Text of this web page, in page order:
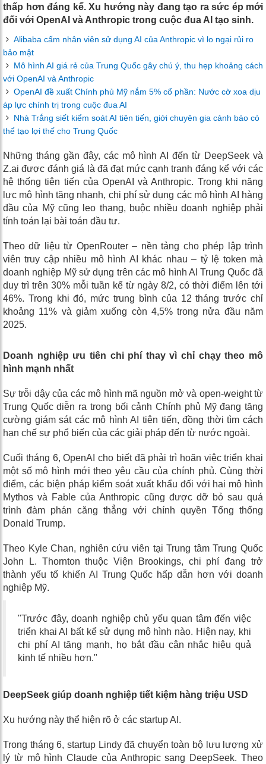
thấp hơn đáng kể. Xu hướng này đang tạo ra sức ép mới
đối với OpenAI và Anthropic trong cuộc đua AI tạo sinh.
Alibaba cấm nhân viên sử dụng AI của Anthropic vì lo ngại rủi ro
bảo mật
Mô hình AI giá rẻ của Trung Quốc gây chú ý, thu hẹp khoảng cách
với OpenAI và Anthropic
OpenAI đề xuất Chính phủ Mỹ nắm 5% cổ phần: Nước cờ xoa dịu
áp lực chính trị trong cuộc đua AI
Nhà Trắng siết kiểm soát AI tiên tiến, giới chuyên gia cảnh báo có
thể tạo lợi thế cho Trung Quốc
Những tháng gần đây, các mô hình AI đến từ DeepSeek và
Z.ai được đánh giá là đã đạt mức cạnh tranh đáng kể với các
hệ thống tiên tiến của OpenAI và Anthropic. Trong khi năng
lực mô hình tăng nhanh, chi phí sử dụng các mô hình AI hàng
đầu của Mỹ cũng leo thang, buộc nhiều doanh nghiệp phải
tính toán lại bài toán đầu tư.
Theo dữ liệu từ OpenRouter – nền tảng cho phép lập trình
viên truy cập nhiều mô hình AI khác nhau – tỷ lệ token mà
doanh nghiệp Mỹ sử dụng trên các mô hình AI Trung Quốc đã
duy trì trên 30% mỗi tuần kể từ ngày 8/2, có thời điểm lên tới
46%. Trong khi đó, mức trung bình của 12 tháng trước chỉ
khoảng 11% và giảm xuống còn 4,5% trong nửa đầu năm
2025.
Doanh nghiệp ưu tiên chi phí thay vì chỉ chạy theo mô
hình mạnh nhất
Sự trỗi dậy của các mô hình mã nguồn mở và open-weight từ
Trung Quốc diễn ra trong bối cảnh Chính phủ Mỹ đang tăng
cường giám sát các mô hình AI tiên tiến, đồng thời tìm cách
hạn chế sự phổ biến của các giải pháp đến từ nước ngoài.
Cuối tháng 6, OpenAI cho biết đã phải trì hoãn việc triển khai
một số mô hình mới theo yêu cầu của chính phủ. Cùng thời
điểm, các biện pháp kiểm soát xuất khẩu đối với hai mô hình
Mythos và Fable của Anthropic cũng được dỡ bỏ sau quá
trình đàm phán căng thẳng với chính quyền Tổng thống
Donald Trump.
Theo Kyle Chan, nghiên cứu viên tại Trung tâm Trung Quốc
John L. Thornton thuộc Viện Brookings, chi phí đang trở
thành yếu tố khiến AI Trung Quốc hấp dẫn hơn với doanh
nghiệp Mỹ.
"Trước đây, doanh nghiệp chủ yếu quan tâm đến việc
triển khai AI bất kể sử dụng mô hình nào. Hiện nay, khi
chi phí AI tăng mạnh, họ bắt đầu cân nhắc hiệu quả
kinh tế nhiều hơn."
DeepSeek giúp doanh nghiệp tiết kiệm hàng triệu USD
Xu hướng này thể hiện rõ ở các startup AI.
Trong tháng 6, startup Lindy đã chuyển toàn bộ lưu lượng xử
lý từ mô hình Claude của Anthropic sang DeepSeek. Theo